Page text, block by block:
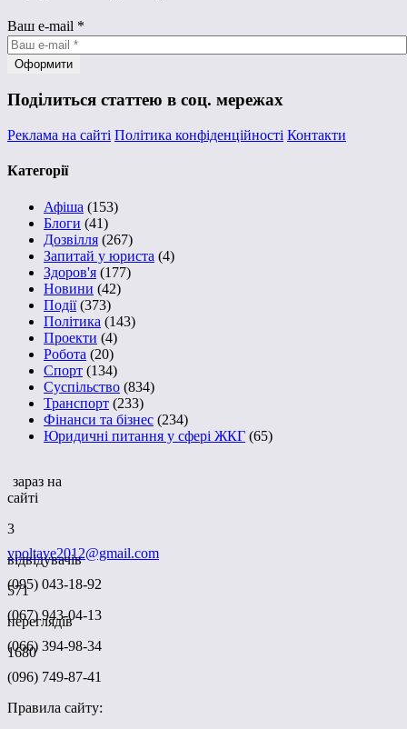
Ваш e-mail *
Поділиться статтею в соц. мережах
Реклама на сайті Політика конфіденційності Контакти
Категорії
Афіша (153)
Блоги (41)
Дозвілля (267)
Запитай у юриста (4)
Здоров'я (177)
Новини (42)
Події(373)
Політика (143)
Проекти (4)
Робота (20)
Спорт (134)
Суспільство (834)
Транспорт (233)
Фінанси та бізнес (234)
Юридичні питання у сфері ЖКГ (65)
зараз на
сайті
3
відвідувачів
571
переглядів
1680
vpoltave2012@gmail.com
(095) 043-18-92
(067) 943-04-13
(066) 394-98-34
(096) 749-87-41
Правила сайту: